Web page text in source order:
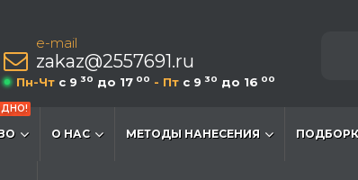
e-mail
zakaz@2557691.ru
Пн-Чт c 9 30 до 17 00 - Пт c 9 30 до 16 00
О НАС МЕТОДЫ НАНЕСЕНИЯ